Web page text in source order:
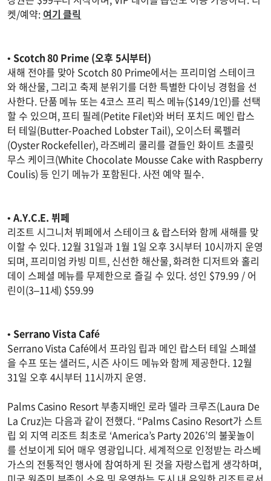
켓/예약: 여기 클릭
• Scotch 80 Prime (오후 5시부터)
새해 전야를 맞아 Scotch 80 Prime에서는 프리미엄 스테이크
와 해산물, 그리고 축제 분위기를 더한 특별한 다이닝 경험을 선
사한다. 단품 메뉴 또는 4코스 프리 픽스 메뉴($149/1인)를 선택
할 수 있으며, 프티 필레(Petite Filet)와 버터 포치드 메인 랍스
터 테일(Butter-Poached Lobster Tail), 오이스터 록펠러
(Oyster Rockefeller), 라즈베리 쿨리를 곁들인 화이트 초콜릿
무스 케이크(White Chocolate Mousse Cake with Raspberry
Coulis) 등 인기 메뉴가 포함된다. 사전 예약 필수.
• A.Y.C.E. 뷔페
리조트 시그니처 뷔페에서 스테이크 & 랍스터와 함께 새해를 맞
이할 수 있다. 12월 31일과 1월 1일 오후 3시부터 10시까지 운영
되며, 프리미엄 카빙 미트, 신선한 해산물, 화려한 디저트와 홀리
데이 스페셜 메뉴를 무제한으로 즐길 수 있다. 성인 $79.99 / 어
린이(3–11세) $59.99
• Serrano Vista Café
Serrano Vista Café에서 프라임 립과 메인 랍스터 테일 스페셜
을 수프 또는 샐러드, 시즌 사이드 메뉴와 함께 제공한다. 12월
31일 오후 4시부터 11시까지 운영.
Palms Casino Resort 부총지배인 로라 델라 크루즈(Laura De
La Cruz)는 다음과 같이 전했다. “Palms Casino Resort가 스트
립 외 지역 리조트 최초로 ‘America’s Party 2026’의 불꽃놀이
를 선보이게 되어 매우 영광입니다. 세계적으로 인정받는 라스베
가스의 전통적인 행사에 참여하게 된 것을 자랑스럽게 생각하며,